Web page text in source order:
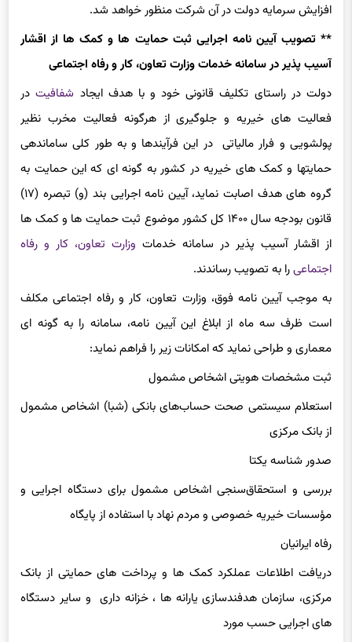
افزایش سرمایه دولت در آن شرکت منظور خواهد شد.
** تصویب آیین نامه اجرایی ثبت حمایت ها و کمک ها از اقشار
آسیب پذیر در سامانه خدمات وزارت تعاون، کار و رفاه اجتماعی
دولت در راستای تکلیف قانونی خود و با هدف ایجاد شفافیتدر
فعالیت های خیریه و جلوگیری از هرگونه فعالیت مخرب نظیر
پولشویی و فرار مالیاتی در این فرآیندها و به طور کلی ساماندهی
حمایت­ها و کمک های خیریه در کشور به گونه ای که این حمایت به
گروه های هدف اصابت نماید، آیین نامه اجرایی بند (و) تبصره (۱۷)
قانون بودجه سال ۱۴۰۰ کل کشور موضوع ثبت حمایت ها و کمک ها
از اقشار آسیب پذیر در سامانه خدمات وزارت تعاون، کار و رفاه
اجتماعیرا به تصویب رساندند.
به موجب آیین نامه فوق، وزارت تعاون، کار و رفاه اجتماعی مکلف
است ظرف سه ماه از ابلاغ این آیین نامه، سامانه را به گونه ای
معماری و طراحی نماید که امکانات زیر را فراهم نماید:
ثبت مشخصات هویتی اشخاص مشمول
استعلام سیستمی صحت‌ حساب‌های بانکی (شبا) اشخاص مشمول
از بانک مرکزی
صدور شناسه یکتا
بررسی و استحقاق‌سنجی اشخاص مشمول برای دستگاه اجرایی و
مؤسسات خیریه خصوصی و مردم نهاد با استفاده از پایگاه
رفاه ایرانیان
دریافت اطلاعات عملکرد کمک ها و پرداخت های حمایتی از بانک
مرکزی، سازمان هدفندسازی یارانه ها ، خزانه داری و سایر دستگاه
های اجرایی حسب مورد